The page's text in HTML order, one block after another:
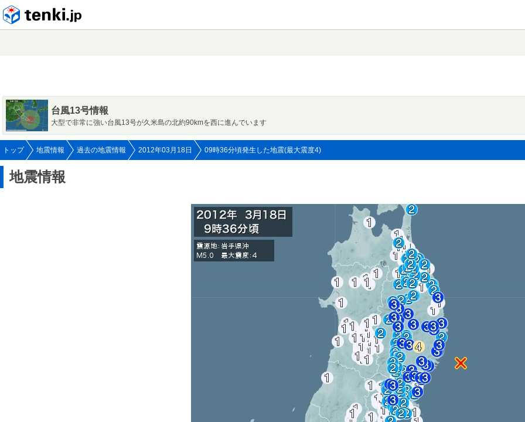
台風13号情報
大型で非常に強い台風13号が久米島の北約90kmを西に進んでいます
トップ 地震情報 過去の地震情報 2012年03月18日 09時36分頃発生した地震(最大震度4)
地震情報